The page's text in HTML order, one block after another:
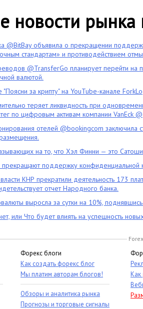
новости рынка
@BitBay объявила о прекращении
стандартам» и противодействием
@TransferGo планирует перейти на
валютой.
за крипту" на YouTube-канале
теряет ликвидность при
по цифровым активам компании VanEck
отелей @bookingcom
на то, что Хэл Финни — это
прекращают поддержку конфиденциальной
КНР прекратили деятельность 173
отчет Народного банка.
выросла за сутки на 10%,
или Что будет влиять на успешность
Форекс блоги
Как создать форекс блог
Мы платим авторам блогов!
Обзоры и аналитика рынка
Прогнозы и торговые сигналы
Как